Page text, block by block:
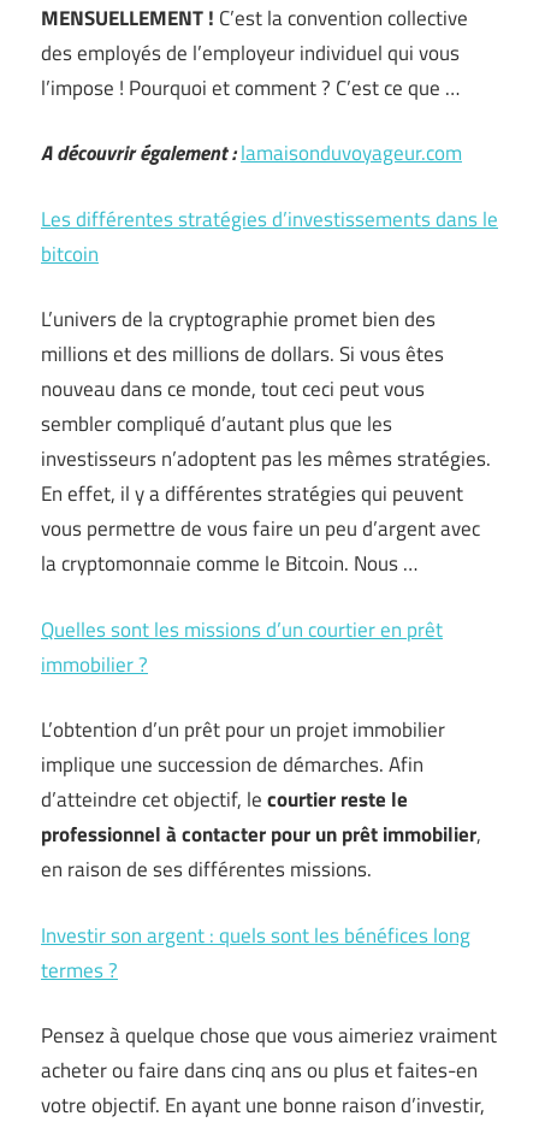
MENSUELLEMENT ! C’est la convention collective
des employés de l’employeur individuel qui vous
l’impose ! Pourquoi et comment ? C’est ce que …
A découvrir également :lamaisonduvoyageur.com
Les différentes stratégies d’investissements dans le
bitcoin
L’univers de la cryptographie promet bien des
millions et des millions de dollars. Si vous êtes
nouveau dans ce monde, tout ceci peut vous
sembler compliqué d’autant plus que les
investisseurs n’adoptent pas les mêmes stratégies.
En effet, il y a différentes stratégies qui peuvent
vous permettre de vous faire un peu d’argent avec
la cryptomonnaie comme le Bitcoin. Nous …
Quelles sont les missions d’un courtier en prêt
immobilier ?
L’obtention d’un prêt pour un projet immobilier
implique une succession de démarches. Afin
d’atteindre cet objectif, lecourtier reste le
professionnel à contacter pour un prêt immobilier,
en raison de ses différentes missions.
Investir son argent : quels sont les bénéfices long
termes ?
Pensez à quelque chose que vous aimeriez vraiment
acheter ou faire dans cinq ans ou plus et faites-en
votre objectif. En ayant une bonne raison d’investir,